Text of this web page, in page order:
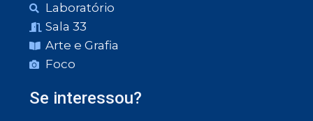
Laboratório
Sala 33
Arte e Grafia
Foco
Se interessou?